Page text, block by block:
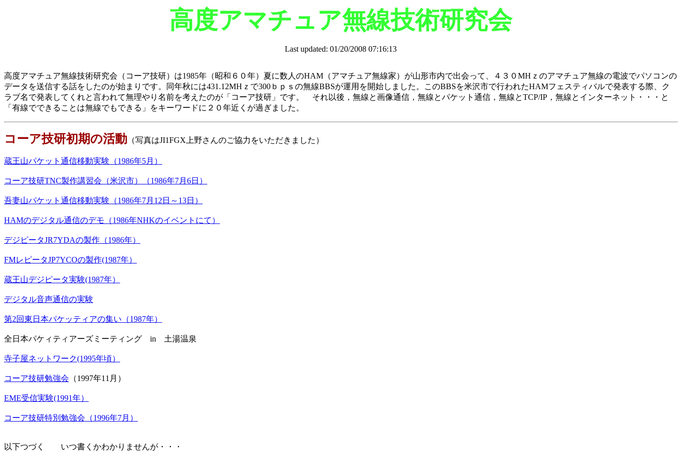
高度アマチュア無線技術研究会
Last updated: 01/20/2008 07:16:13
高度アマチュア無線技術研究会（コーア技研）は1985年（昭和６０年）夏に数人のHAM（アマチュア無線家）が山形市内で出会って、４３０MHｚのアマチュア無線の電波でパソコンの
データを送信する話をしたのが始まりです。同年秋には431.12MHｚで300ｂｐｓの無線BBSが運用を開始しました。このBBSを米沢市で行われたHAMフェスティバルで発表する際、ク
ラブ名で発表してくれと言われて無理やり名前を考えたのが「コーア技研」です。 それ以後，無線と画像通信，無線とパケット通信，無線とTCP/IP，無線とインターネット・・・と
「有線でできることは無線でもできる」をキーワードに２０年近くが過ぎました。
コーア技研初期の活動 （写真はJI1FGX上野さんのご協力をいただきました）
蔵王山パケット通信移動実験（1986年5月）
コーア技研TNC製作講習会（米沢市）（1986年7月6日）
吾妻山パケット通信移動実験（1986年7月12日～13日）
HAMのデジタル通信のデモ（1986年NHKのイベントにて）
デジピータJR7YDAの製作（1986年）
FMレピータJP7YCOの製作(1987年）
蔵王山デジピータ実験(1987年）
デジタル音声通信の実験
第2回東日本パケッティアの集い（1987年）
全日本パケィティアーズミーティング in 土湯温泉
寺子屋ネットワーク(1995年頃）
コーア技研勉強会 （1997年11月）
EME受信実験(1991年）
コーア技研特別勉強会（1996年7月）
以下つづく いつ書くかわかりませんが・・・